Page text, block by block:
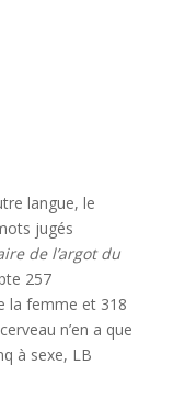
langue, le
jugés
de l’argot du
257
la femme et 318
n’en a que
à sexe, LB